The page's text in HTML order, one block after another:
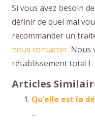
Si vous avez besoin
définir de quel mal
recommander un
nous contacter. Nous
rétablissement total !
Articles
Qu’elle est la
...